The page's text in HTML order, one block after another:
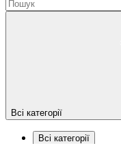
Всі категорії
Всі категорії